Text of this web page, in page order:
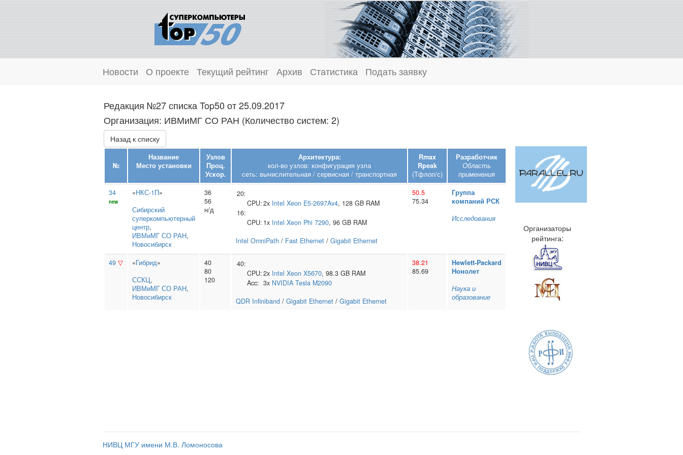
Новости О проекте Текущий рейтинг Архив Статистика Подать заявку
Редакция №27 списка Top50 от 25.09.2017
Организация: ИВМиМГ СО РАН (Количество систем: 2)
Назад к списку
№
Название
Место установки
Узлов
Проц.
Ускор.
Архитектура:
кол-во узлов: конфигурация узла
сеть: вычислительная / сервисная / транспортная
Rmax
Rpeak
(Тфлоп/с)
Разработчик
Область
применения
34
new
«НКС-1П»
Сибирский
суперкомпьютерный
центр,
ИВМиМГ СО РАН,
Новосибирск
36
56
н/д
20:
CPU:2x Intel Xeon E5-2697Av4, 128 GB RAM
16:
CPU: 1x Intel Xeon Phi 7290, 96 GB RAM
Intel OmniPath / Fast Ethernet / Gigabit Ethernet
50.5
75.34
Группа
компаний РСК
Исследования
49 ▽ «Гибрид»
ССКЦ,
ИВМиМГ СО РАН,
Новосибирск
40
80
120
40:
CPU:2x Intel Xeon X5670, 98.3 GB RAM
Acc: 3x NVIDIA Tesla M2090
QDR Infiniband / Gigabit Ethernet / Gigabit Ethernet
38.21
85.69
Hewlett‑Packard
Нонолет
Наука и
образование
Организаторы
рейтинга:
НИВЦ МГУ имени М.В. Ломоносова